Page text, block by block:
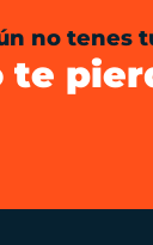
no tenes
te